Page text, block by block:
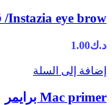
Instazia eye brow/ قلم حواجب
د.ك1.00
إضافة إلى السلة
Mac primer برايمر